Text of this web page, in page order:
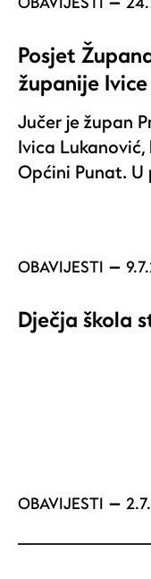
Posjet
županije
Jučer je župan
Ivica
Općini Punat.
OBAVIJESTI
Dječja škola
OBAVIJESTI